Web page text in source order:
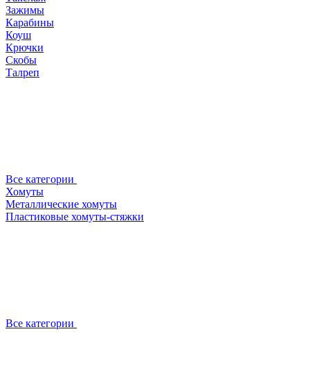
Зажимы
Карабины
Коуш
Крючки
Скобы
Талреп
Все категории
Хомуты
Металлические хомуты
Пластиковые хомуты-стяжки
Все категории